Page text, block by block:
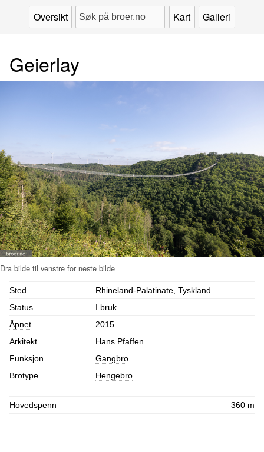
Oversikt Kart Galleri
Geierlay
Sted Rhineland-Palatinate, Tyskland
Status
I bruk
Åpnet
2015
Arkitekt
Hans Pfaffen
Funksjon
Gangbro
Brotype
Hengebro
Hovedspenn 360 m